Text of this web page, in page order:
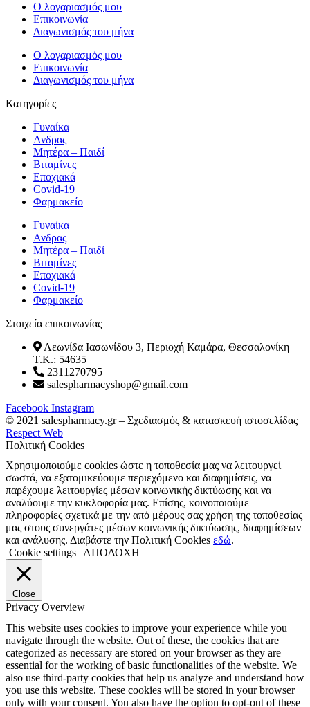
Ο λογαριασμός μου
Επικοινωνία
Διαγωνισμός του μήνα
Ο λογαριασμός μου
Επικοινωνία
Διαγωνισμός του μήνα
Κατηγορίες
Γυναίκα
Ανδρας
Μητέρα – Παιδί
Βιταμίνες
Εποχιακά
Covid-19
Φαρμακείο
Γυναίκα
Ανδρας
Μητέρα – Παιδί
Βιταμίνες
Εποχιακά
Covid-19
Φαρμακείο
Στοιχεία επικοινωνίας
Λεωνίδα Ιασωνίδου 3, Περιοχή Καμάρα, Θεσσαλονίκη
T.K.: 54635
2311270795
salespharmacyshop@gmail.com
Facebook Instagram
© 2021 salespharmacy.gr – Σχεδιασμός & κατασκευή ιστοσελίδας
Respect Web
Πολιτική Cookies
Χρησιμοποιούμε cookies ώστε η τοποθεσία μας να λειτουργεί
σωστά, να εξατομικεύουμε περιεχόμενο και διαφημίσεις, να
παρέχουμε λειτουργίες μέσων κοινωνικής δικτύωσης και να
αναλύουμε την κυκλοφορία μας. Επίσης, κοινοποιούμε
πληροφορίες σχετικά με την από μέρους σας χρήση της τοποθεσίας
μας στους συνεργάτες μέσων κοινωνικής δικτύωσης, διαφημίσεων
και ανάλυσης. Διαβάστε την Πολιτική Cookies εδώ.
Cookie settings ΑΠΟΔΟΧΗ
Close
Privacy Overview
This website uses cookies to improve your experience while you
navigate through the website. Out of these, the cookies that are
categorized as necessary are stored on your browser as they are
essential for the working of basic functionalities of the website. We
also use third-party cookies that help us analyze and understand how
you use this website. These cookies will be stored in your browser
only with your consent. You also have the option to opt-out of these